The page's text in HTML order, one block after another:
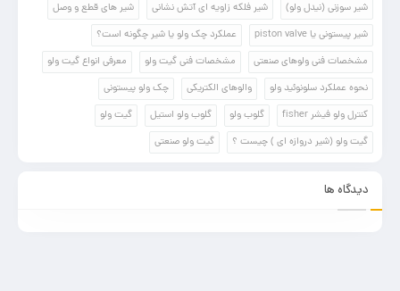
شیر سوزنی (نیدل ولو)
شیر فلکه زاویه ای آتش نشانی
شیر های قطع و وصل
شیر پیستونی یا piston valve
عملکرد چک ولو یا شیر چگونه است؟
مشخصات فنی ولوهای صنعتی
مشخصات فنی گیت ولو
معرفی انواع گیت ولو
نحوه عملکرد سلونوئید ولو
والوهای الکتریکی
چک ولو پیستونی
کنترل ولو فیشر fisher
گلوب ولو گلوب ولو استیل
گیت ولو
گیت ولو (شیر دروازه ای ) چیست ؟
گیت ولو صنعتی
دیدگاه ها